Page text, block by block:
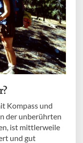
Kompass und
der unberührten
ist mittlerweile
und gut